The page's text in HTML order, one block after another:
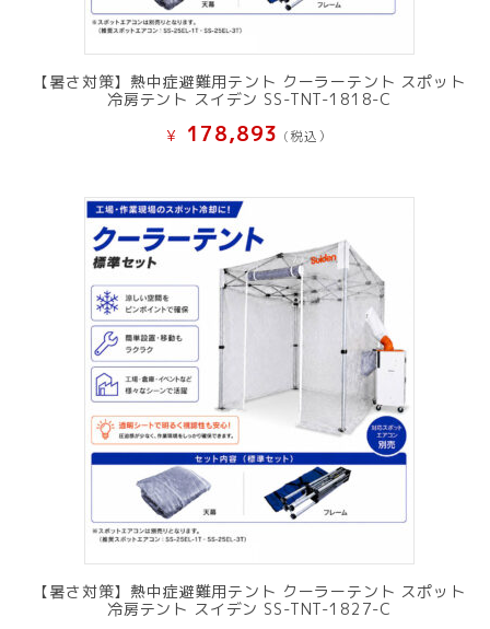
【暑さ対策】熱中症避難用テント クーラーテント スポット
冷房テント スイデン SS-TNT-1818-C
¥ 178,893 (税込）
【暑さ対策】熱中症避難用テント クーラーテント スポット
冷房テント スイデン SS-TNT-1827-C